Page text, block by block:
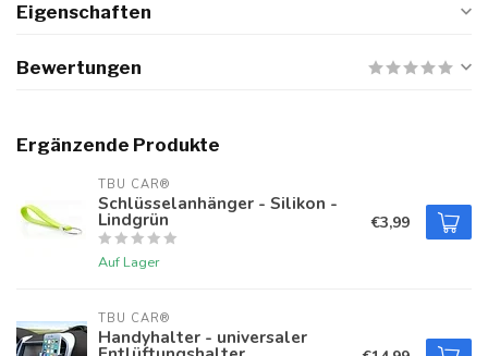
Eigenschaften
Bewertungen
Ergänzende Produkte
TBU CAR®
Schlüsselanhänger - Silikon -
Lindgrün
Auf Lager
€3,99
TBU CAR®
Handyhalter - universaler